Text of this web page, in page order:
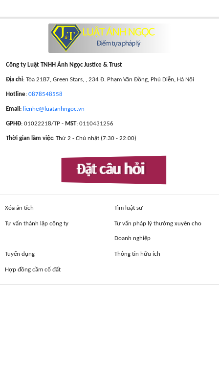
Công ty Luật TNHH Ánh Ngọc Justice & Trust
Địa chỉ: Tòa 21B7, Green Stars, , 234 Đ. Phạm Văn Đồng, Phú Diễn, Hà Nội
Hotline: 0878548558
Email : lienhe@luatanhngoc.vn
GPHĐ: 01022218/TP - MST: 0110431256
Thời gian làm việc: Thứ 2 - Chủ nhật (7:30 - 22:00)
Đặt câu hỏi
Xóa án tích Tìm luật sư
Tư vấn thành lập công ty Tư vấn pháp lý thường xuyên cho
Doanh nghiệp
Tuyển dụng Thông tin hữu ích
Hợp đồng cầm cố đất